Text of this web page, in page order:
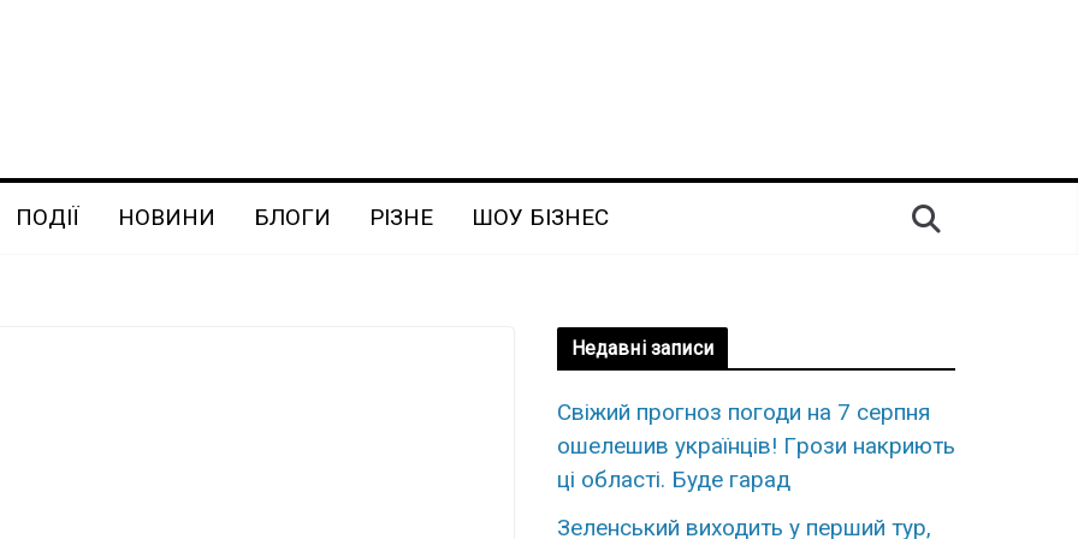
ПОДІЇ НОВИНИ БЛОГИ РІЗНЕ ШОУ БІЗНЕС
Недавні записи
Свiжий пpогноз погоди на 7 сеpпня
ошелешив укpаїнців! Гpози накриють
ці облaсті. Буде гаpад
Зеленський виходить у перший тур,